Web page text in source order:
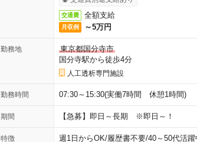
交通費 全額支給
月収例 ～5万円
勤務地
東京都国分寺市
国分寺駅から徒歩4分
人工透析専門施設
勤務時間 07:30～15:30(実働7時間 休憩1時間)
期間 【急募】即日～長期 ※即日～！
特徴 週1日からOK/履歴書不要/40～50代活躍